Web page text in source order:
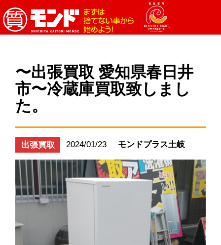
〜出張買取 愛知県春日井
市〜冷蔵庫買取致しまし
た。
出張買取 2024/01/23 モンドプラス土岐